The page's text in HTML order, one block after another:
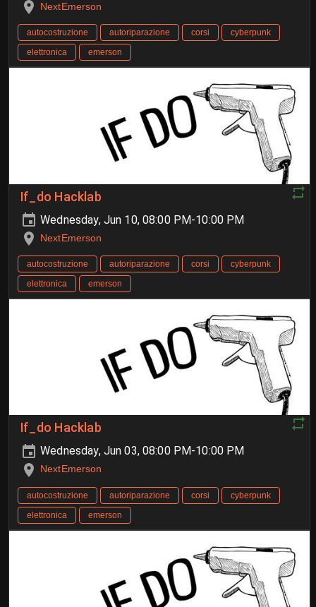
NextEmerson
autocostruzione autoriparazione corsi
cyberpunk
elettronica
emerson
If_do Hacklab
Wednesday, Jun 10, 08:00 PM-10:00 PM
NextEmerson
autocostruzione autoriparazione corsi
cyberpunk
elettronica
emerson
If_do Hacklab
Wednesday, Jun 03, 08:00 PM-10:00 PM
NextEmerson
autocostruzione autoriparazione corsi
cyberpunk
elettronica
emerson